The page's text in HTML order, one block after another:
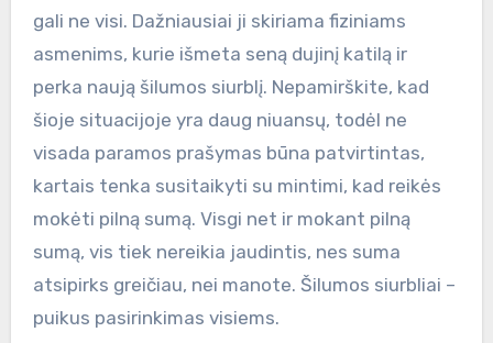
gali ne visi. Dažniausiai ji skiriama fiziniams
asmenims, kurie išmeta seną dujinį katilą ir
perka naują šilumos siurblį. Nepamirškite, kad
šioje situacijoje yra daug niuansų, todėl ne
visada paramos prašymas būna patvirtintas,
kartais tenka susitaikyti su mintimi, kad reikės
mokėti pilną sumą. Visgi net ir mokant pilną
sumą, vis tiek nereikia jaudintis, nes suma
atsipirks greičiau, nei manote. Šilumos siurbliai –
puikus pasirinkimas visiems.